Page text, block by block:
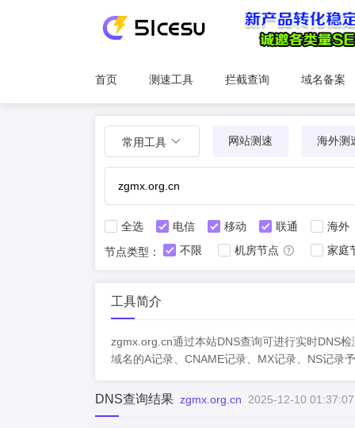
首页 测速工具 拦截查询 域名备案
常用工具 网站测速 海外测
全选 电信 移动 联通
海外
节点类型：
不限 机房节点 家庭
工具简介
zgmx.org.cn通过本站DNS查询可进行实时DNS
域名的A记录、CNAME记录、MX记录、NS记录
DNS查询结果 zgmx.org.cn 2025-12-10 01:37:07